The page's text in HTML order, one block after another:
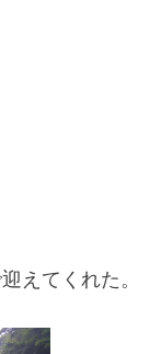
えてくれた。